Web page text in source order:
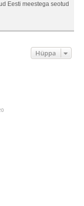
Eesti meestega seotud
Hüppa